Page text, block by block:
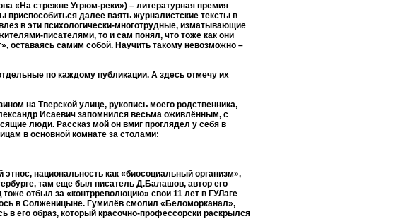
«На стрежне Угрюм-реки») – литературная премия
приспособиться далее ваять журналистские тексты в
в эти психологически-многотрудные, изматывающие
писателями, то и сам понял, что тоже как они
оставаясь самим собой. Научить такому невозможно –
по каждому публикации. А здесь отмечу их
на Тверской улице, рукопись моего родственника,
Исаевич запомнился весьма оживлённым, с
люди. Рассказ мой он вмиг проглядел у себя в
в основной комнате за столами:
национальность как «биосоциальный организм»,
там еще был писатель Д.Балашов, автор его
отбыл за «контрреволюцию» свои 11 лет в ГУЛаге
в Солженицыне. Гумилёв смолил «Беломорканал»,
в его образ, который красочно-профессорски раскрылся